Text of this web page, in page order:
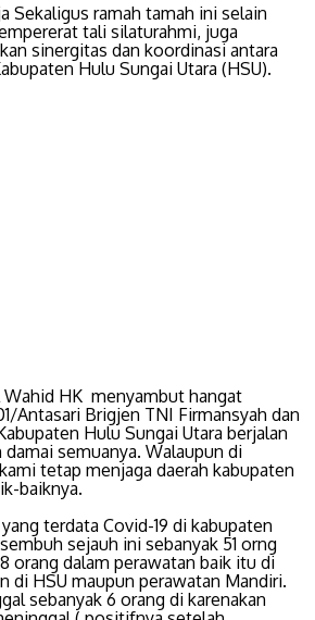
Sekaligus ramah tamah ini selain
tali silaturahmi, juga
sinergitas dan koordinasi antara
Hulu Sungai Utara (HSU).
Wahid HK menyambut hangat
Antasari Brigjen TNI Firmansyah dan
Hulu Sungai Utara berjalan
semuanya. Walaupun di
tetap menjaga daerah kabupaten
baiknya.
terdata Covid-19 di kabupaten
sejauh ini sebanyak 51 orng
orang dalam perawatan baik itu di
di HSU maupun perawatan Mandiri.
sebanyak 6 orang di karenakan